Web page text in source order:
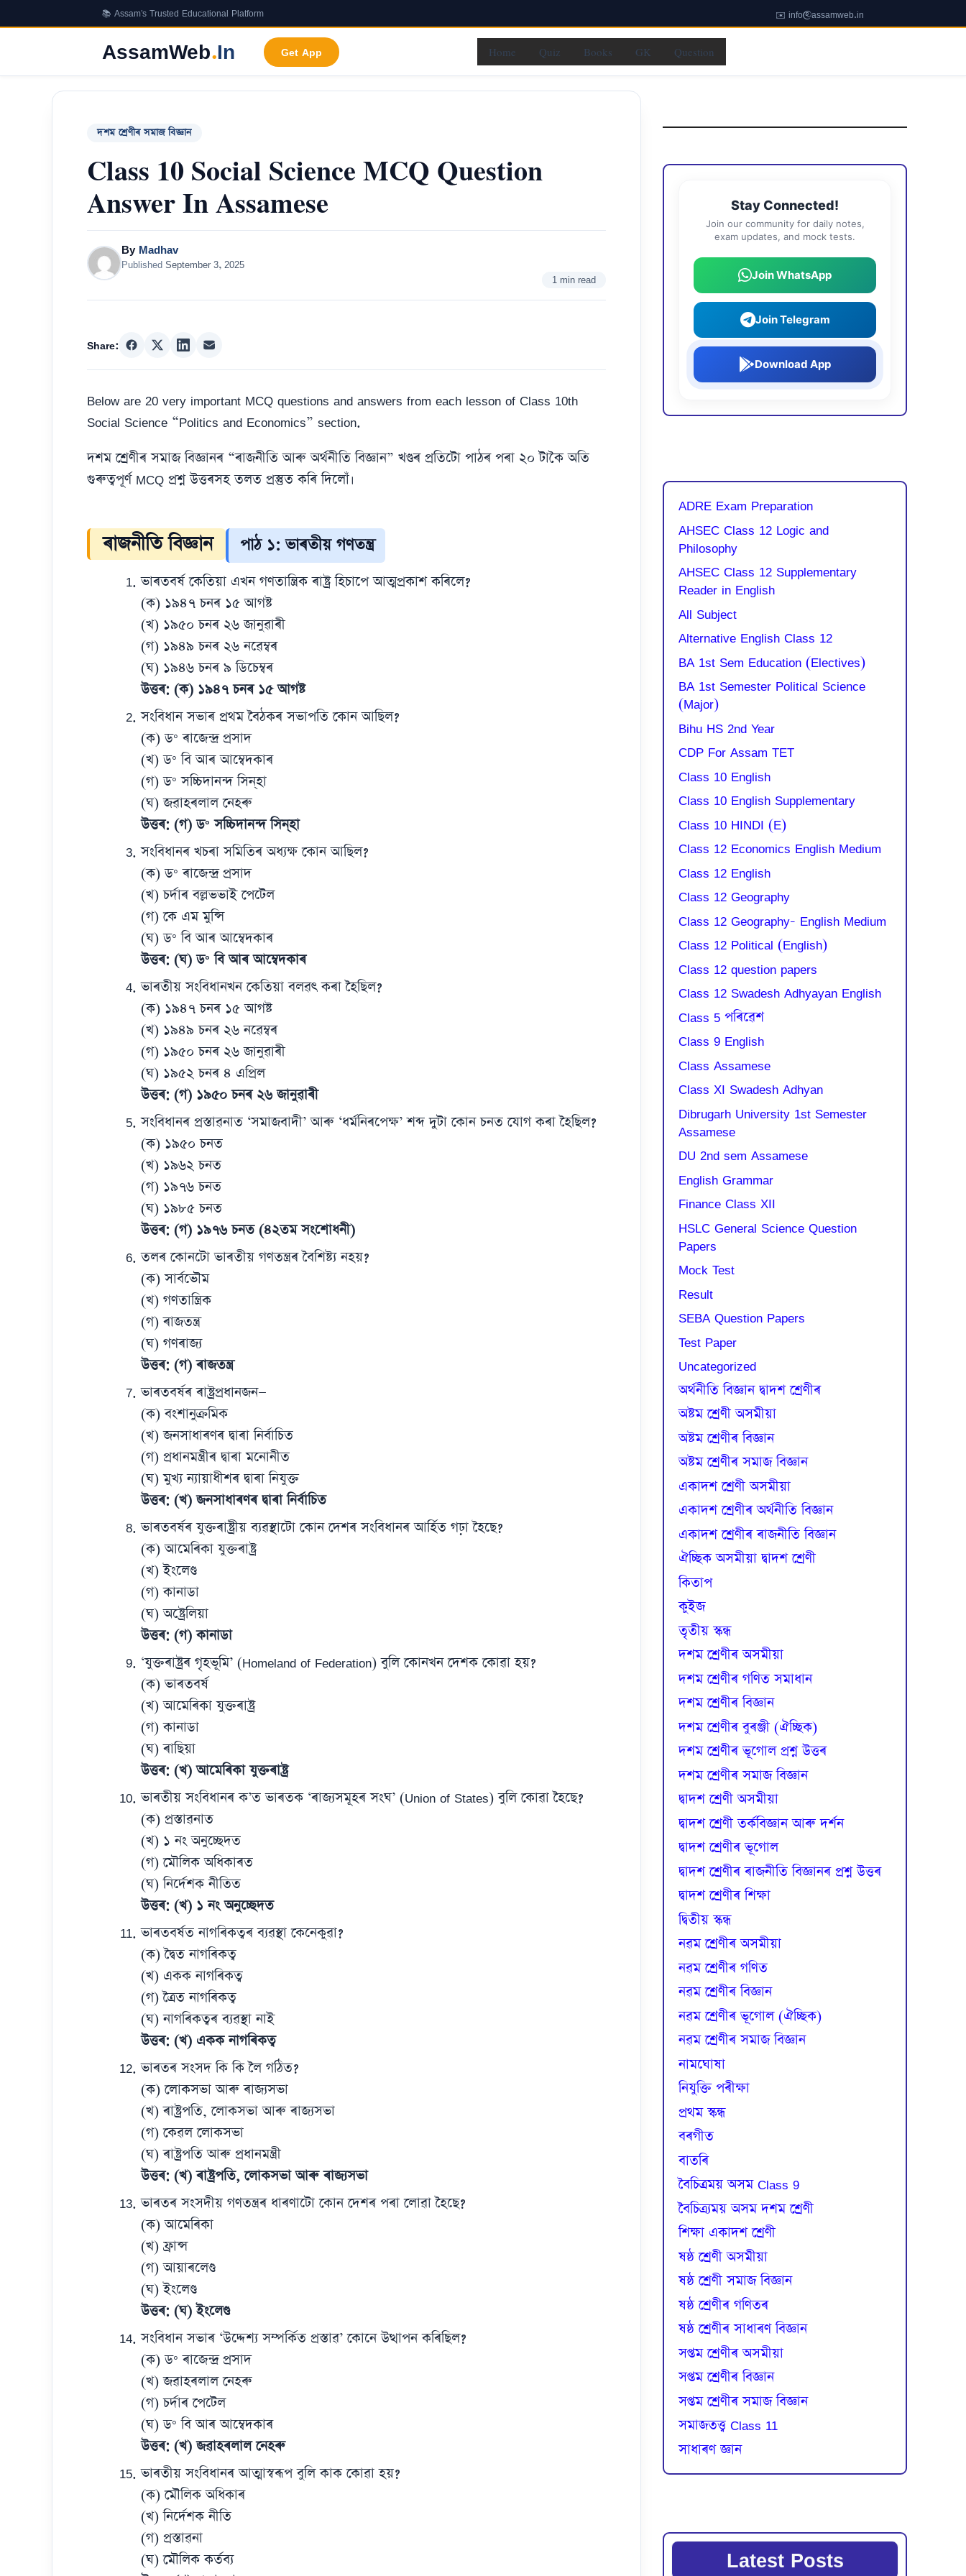
to
📚 Assam's Trusted Educational Platform ✉️ info@assamweb.in
AssamWeb.In Get App Home Quiz Books GK Question
দশম শ্ৰেণীৰ সমাজ বিজ্ঞান
Class 10 Social Science MCQ Question
Answer In Assamese
By Madhav
Published September 3, 2025
1 min read
Share:
Below are 20 very important MCQ questions and answers from each lesson of Class 10th
Social Science “Politics and Economics” section.
দশম শ্ৰেণীৰ সমাজ বিজ্ঞানৰ “ৰাজনীতি আৰু অৰ্থনীতি বিজ্ঞান” খণ্ডৰ প্ৰতিটো পাঠৰ পৰা ২০ টাকৈ অতি
গুৰুত্বপূৰ্ণ MCQ প্ৰশ্ন উত্তৰসহ তলত প্ৰস্তুত কৰি দিলোঁ।
ৰাজনীতি বিজ্ঞান পাঠ ১: ভাৰতীয় গণতন্ত্ৰ
ভাৰতবৰ্ষ কেতিয়া এখন গণতান্ত্ৰিক ৰাষ্ট্ৰ হিচাপে আত্মপ্ৰকাশ কৰিলে?
(ক) ১৯৪৭ চনৰ ১৫ আগষ্ট
(খ) ১৯৫০ চনৰ ২৬ জানুৱাৰী
(গ) ১৯৪৯ চনৰ ২৬ নৱেম্বৰ
(ঘ) ১৯৪৬ চনৰ ৯ ডিচেম্বৰ
উত্তৰ: (ক) ১৯৪৭ চনৰ ১৫ আগষ্ট
সংবিধান সভাৰ প্ৰথম বৈঠকৰ সভাপতি কোন আছিল?
(ক) ড° ৰাজেন্দ্ৰ প্ৰসাদ
(খ) ড° বি আৰ আম্বেদকাৰ
(গ) ড° সচ্চিদানন্দ সিন্‌হা
(ঘ) জৱাহৰলাল নেহৰু
উত্তৰ: (গ) ড° সচ্চিদানন্দ সিন্‌হা
সংবিধানৰ খচৰা সমিতিৰ অধ্যক্ষ কোন আছিল?
(ক) ড° ৰাজেন্দ্ৰ প্ৰসাদ
(খ) চৰ্দাৰ বল্লভভাই পেটেল
(গ) কে এম মুন্সি
(ঘ) ড° বি আৰ আম্বেদকাৰ
উত্তৰ: (ঘ) ড° বি আৰ আম্বেদকাৰ
ভাৰতীয় সংবিধানখন কেতিয়া বলৱৎ কৰা হৈছিল?
(ক) ১৯৪৭ চনৰ ১৫ আগষ্ট
(খ) ১৯৪৯ চনৰ ২৬ নৱেম্বৰ
(গ) ১৯৫০ চনৰ ২৬ জানুৱাৰী
(ঘ) ১৯৫২ চনৰ ৪ এপ্ৰিল
উত্তৰ: (গ) ১৯৫০ চনৰ ২৬ জানুৱাৰী
সংবিধানৰ প্ৰস্তাৱনাত ‘সমাজবাদী’ আৰু ‘ধৰ্মনিৰপেক্ষ’ শব্দ দুটা কোন চনত যোগ কৰা হৈছিল?
(ক) ১৯৫০ চনত
(খ) ১৯৬২ চনত
(গ) ১৯৭৬ চনত
(ঘ) ১৯৮৫ চনত
উত্তৰ: (গ) ১৯৭৬ চনত (৪২তম সংশোধনী)
তলৰ কোনটো ভাৰতীয় গণতন্ত্ৰৰ বৈশিষ্ট্য নহয়?
(ক) সাৰ্বভৌম
(খ) গণতান্ত্ৰিক
(গ) ৰাজতন্ত্ৰ
(ঘ) গণৰাজ্য
উত্তৰ: (গ) ৰাজতন্ত্ৰ
ভাৰতবৰ্ষৰ ৰাষ্ট্ৰপ্ৰধানজন—
(ক) বংশানুক্ৰমিক
(খ) জনসাধাৰণৰ দ্বাৰা নিৰ্বাচিত
(গ) প্ৰধানমন্ত্ৰীৰ দ্বাৰা মনোনীত
(ঘ) মুখ্য ন্যায়াধীশৰ দ্বাৰা নিযুক্ত
উত্তৰ: (খ) জনসাধাৰণৰ দ্বাৰা নিৰ্বাচিত
ভাৰতবৰ্ষৰ যুক্তৰাষ্ট্ৰীয় ব্যৱস্থাটো কোন দেশৰ সংবিধানৰ আৰ্হিত গঢ়া হৈছে?
(ক) আমেৰিকা যুক্তৰাষ্ট্ৰ
(খ) ইংলেণ্ড
(গ) কানাডা
(ঘ) অষ্ট্ৰেলিয়া
উত্তৰ: (গ) কানাডা
‘যুক্তৰাষ্ট্ৰৰ গৃহভূমি’ (Homeland of Federation) বুলি কোনখন দেশক কোৱা হয়?
(ক) ভাৰতবৰ্ষ
(খ) আমেৰিকা যুক্তৰাষ্ট্ৰ
(গ) কানাডা
(ঘ) ৰাছিয়া
উত্তৰ: (খ) আমেৰিকা যুক্তৰাষ্ট্ৰ
ভাৰতীয় সংবিধানৰ ক’ত ভাৰতক ‘ৰাজ্যসমূহৰ সংঘ’ (Union of States) বুলি কোৱা হৈছে?
(ক) প্ৰস্তাৱনাত
(খ) ১ নং অনুচ্ছেদত
(গ) মৌলিক অধিকাৰত
(ঘ) নিৰ্দেশক নীতিত
উত্তৰ: (খ) ১ নং অনুচ্ছেদত
ভাৰতবৰ্ষত নাগৰিকত্বৰ ব্যৱস্থা কেনেকুৱা?
(ক) দ্বৈত নাগৰিকত্ব
(খ) একক নাগৰিকত্ব
(গ) ত্ৰৈত নাগৰিকত্ব
(ঘ) নাগৰিকত্বৰ ব্যৱস্থা নাই
উত্তৰ: (খ) একক নাগৰিকত্ব
ভাৰতৰ সংসদ কি কি লৈ গঠিত?
(ক) লোকসভা আৰু ৰাজ্যসভা
(খ) ৰাষ্ট্ৰপতি, লোকসভা আৰু ৰাজ্যসভা
(গ) কেৱল লোকসভা
(ঘ) ৰাষ্ট্ৰপতি আৰু প্ৰধানমন্ত্ৰী
উত্তৰ: (খ) ৰাষ্ট্ৰপতি, লোকসভা আৰু ৰাজ্যসভা
ভাৰতৰ সংসদীয় গণতন্ত্ৰৰ ধাৰণাটো কোন দেশৰ পৰা লোৱা হৈছে?
(ক) আমেৰিকা
(খ) ফ্ৰান্স
(গ) আয়াৰলেণ্ড
(ঘ) ইংলেণ্ড
উত্তৰ: (ঘ) ইংলেণ্ড
সংবিধান সভাৰ ‘উদ্দেশ্য সম্পৰ্কিত প্ৰস্তাৱ’ কোনে উত্থাপন কৰিছিল?
(ক) ড° ৰাজেন্দ্ৰ প্ৰসাদ
(খ) জৱাহৰলাল নেহৰু
(গ) চৰ্দাৰ পেটেল
(ঘ) ড° বি আৰ আম্বেদকাৰ
উত্তৰ: (খ) জৱাহৰলাল নেহৰু
ভাৰতীয় সংবিধানৰ আত্মাস্বৰূপ বুলি কাক কোৱা হয়?
(ক) মৌলিক অধিকাৰ
(খ) নিৰ্দেশক নীতি
(গ) প্ৰস্তাৱনা
(ঘ) মৌলিক কৰ্তব্য
Stay Connected!
Join our community for daily notes,
exam updates, and mock tests.
Join WhatsApp
Join Telegram
Download App
ADRE Exam Preparation
AHSEC Class 12 Logic and
Philosophy
AHSEC Class 12 Supplementary
Reader in English
All Subject
Alternative English Class 12
BA 1st Sem Education (Electives)
BA 1st Semester Political Science
(Major)
Bihu HS 2nd Year
CDP For Assam TET
Class 10 English
Class 10 English Supplementary
Class 10 HINDI (E)
Class 12 Economics English Medium
Class 12 English
Class 12 Geography
Class 12 Geography- English Medium
Class 12 Political (English)
Class 12 question papers
Class 12 Swadesh Adhyayan English
Class 5 পৰিৱেশ
Class 9 English
Class Assamese
Class XI Swadesh Adhyan
Dibrugarh University 1st Semester
Assamese
DU 2nd sem Assamese
English Grammar
Finance Class XII
HSLC General Science Question
Papers
Mock Test
Result
SEBA Question Papers
Test Paper
Uncategorized
অৰ্থনীতি বিজ্ঞান দ্বাদশ শ্ৰেণীৰ
অষ্টম শ্ৰেণী অসমীয়া
অষ্টম শ্ৰেণীৰ বিজ্ঞান
অষ্টম শ্ৰেণীৰ সমাজ বিজ্ঞান
একাদশ শ্ৰেণী অসমীয়া
একাদশ শ্ৰেণীৰ অৰ্থনীতি বিজ্ঞান
একাদশ শ্ৰেণীৰ ৰাজনীতি বিজ্ঞান
ঐচ্ছিক অসমীয়া দ্বাদশ শ্ৰেণী
কিতাপ
কুইজ
তৃতীয় স্কন্ধ
দশম শ্ৰেণীৰ অসমীয়া
দশম শ্ৰেণীৰ গণিত সমাধান
দশম শ্ৰেণীৰ বিজ্ঞান
দশম শ্ৰেণীৰ বুৰঞ্জী (ঐচ্ছিক)
দশম শ্ৰেণীৰ ভূগোল প্ৰশ্ন উত্তৰ
দশম শ্ৰেণীৰ সমাজ বিজ্ঞান
দ্বাদশ শ্ৰেণী অসমীয়া
দ্বাদশ শ্ৰেণী তৰ্কবিজ্ঞান আৰু দৰ্শন
দ্বাদশ শ্ৰেণীৰ ভূগোল
দ্বাদশ শ্ৰেণীৰ ৰাজনীতি বিজ্ঞানৰ প্ৰশ্ন উত্তৰ
দ্বাদশ শ্ৰেণীৰ শিক্ষা
দ্বিতীয় স্কন্ধ
নৱম শ্ৰেণীৰ অসমীয়া
নৱম শ্ৰেণীৰ গণিত
নৱম শ্ৰেণীৰ বিজ্ঞান
নৱম শ্ৰেণীৰ ভূগোল (ঐচ্ছিক)
নৱম শ্ৰেণীৰ সমাজ বিজ্ঞান
নামঘোষা
নিযুক্তি পৰীক্ষা
প্রথম স্কন্ধ
বৰগীত
বাতৰি
বৈচিত্রময় অসম Class 9
বৈচিত্র্যময় অসম দশম শ্ৰেণী
শিক্ষা একাদশ শ্ৰেণী
ষষ্ঠ শ্ৰেণী অসমীয়া
ষষ্ঠ শ্ৰেণী সমাজ বিজ্ঞান
ষষ্ঠ শ্ৰেণীৰ গণিতৰ
ষষ্ঠ শ্ৰেণীৰ সাধাৰণ বিজ্ঞান
সপ্তম শ্ৰেণীৰ অসমীয়া
সপ্তম শ্ৰেণীৰ বিজ্ঞান
সপ্তম শ্ৰেণীৰ সমাজ বিজ্ঞান
সমাজতত্ত্ব Class 11
সাধাৰণ জ্ঞান
Latest Posts